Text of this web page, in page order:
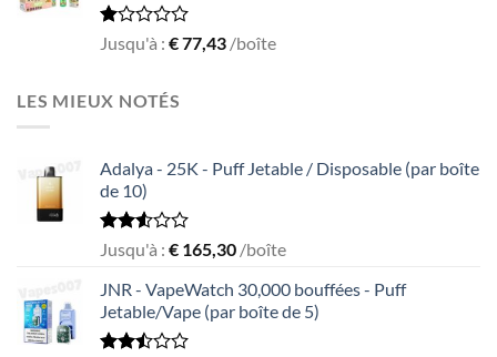
Rated
of
5
Jusqu'à : €77,43 /boîte
LES MIEUX NOTÉS
Adalya - 25K - Puff Jetable / Disposable (par boîte
de 10)
Rated
out
of 5
Jusqu'à : € 165,30 /boîte
JNR - VapeWatch 30,000 bouffées - Puff
Jetable/Vape (par boîte de 5)